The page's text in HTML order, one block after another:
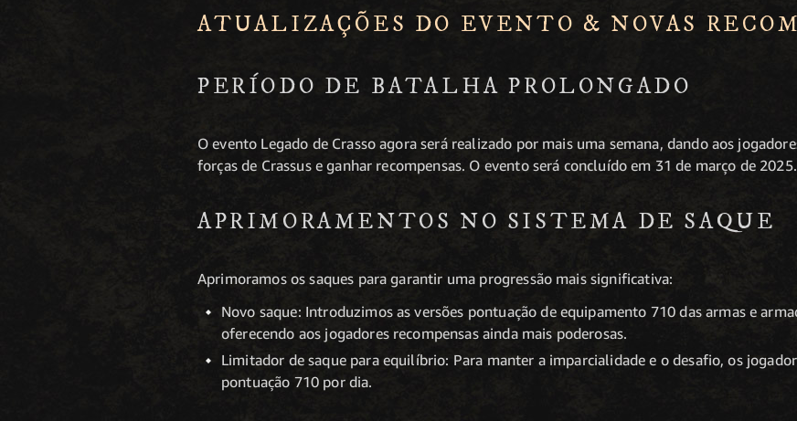
ATUALIZAÇÕES DO EVENTO & NOVAS
PERÍODO DE BATALHA PROLONGADO
O evento Legado de Crasso agora será realizado por mais uma semana, dando aos
forças de Crassus e ganhar recompensas. O evento será concluído em 31 de março de 2025.
APRIMORAMENTOS NO SISTEMA DE SAQUE
Aprimoramos os saques para garantir uma progressão mais significativa:
Novo saque: Introduzimos as versões pontuação de equipamento 710 das armas e
oferecendo aos jogadores recompensas ainda mais poderosas.
Limitador de saque para equilíbrio: Para manter a imparcialidade e o desafio, os
pontuação 710 por dia.